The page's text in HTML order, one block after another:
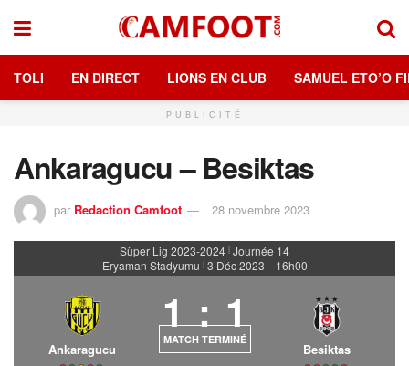
TOLI EN DIRECT LIONS EN CLUB SAMUEL ETO’O
PUBLICITÉ
Ankaragucu – Besiktas
par Redaction Camfoot 28 novembre 2023
Süper Lig 2023-2024 | Journée 14
Eryaman Stadyumu | 3 Déc 2023 - 16h00
Ankaragucu
1 : 1
MATCH TERMINÉ
Besiktas